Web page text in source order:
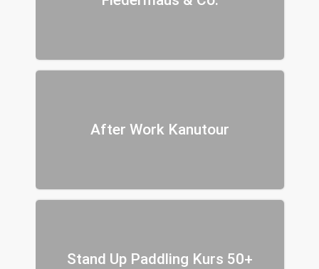
After Work Kanutour
Stand Up Paddling Kurs 50+